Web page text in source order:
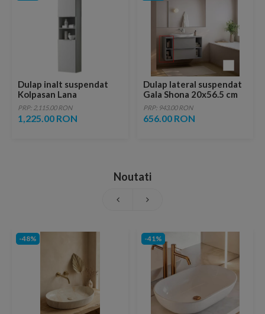
Dulap inalt suspendat
Kolpasan Lana
40X37XH156 cm gri
deschis
PRP: 2,115.00 RON
1,225.00 RON
Dulap lateral suspendat
Gala Shona 20x56.5 cm
gri mat
PRP: 943.00 RON
656.00 RON
Noutati
-48% -41%